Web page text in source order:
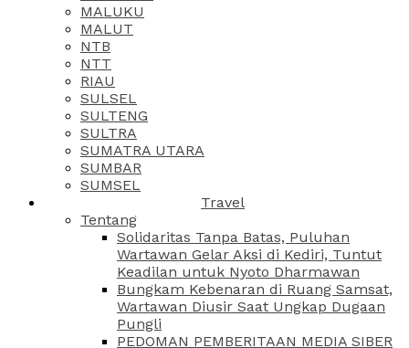
MALUKU
MALUT
NTB
NTT
RIAU
SULSEL
SULTENG
SULTRA
SUMATRA UTARA
SUMBAR
SUMSEL
Travel
Tentang
Solidaritas Tanpa Batas, Puluhan
Wartawan Gelar Aksi di Kediri, Tuntut
Keadilan untuk Nyoto Dharmawan
Bungkam Kebenaran di Ruang Samsat,
Wartawan Diusir Saat Ungkap Dugaan
Pungli
PEDOMAN PEMBERITAAN MEDIA SIBER